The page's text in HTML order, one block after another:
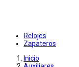
Relojes
Zapateros
Inicio